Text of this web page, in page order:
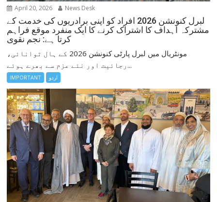
April 20, 2026 News Desk
لبرل کنونشن 2026 افراد کو اپنی برادریوں کی خدمت کے
مشترکہ اہداف کا اشتراک کرنے کا ایک منفرد موقع فراہم
کرتا ہے: نجم نقوی
مونٹریال میں لبرل پارٹی کنونشن 2026 کے ہال توانائی،
رجائیت اور نئے عزم سے بھرے ہوئے...
IMPORTANT اردو